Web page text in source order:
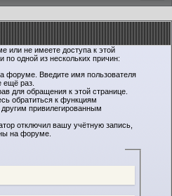
или не имеете доступа к этой
по одной из нескольких причин:
форуме. Введите имя пользователя
ещё раз.
для обращения к этой странице.
обратиться к функциям
привилегированным
отключил вашу учётную запись,
на форуме.